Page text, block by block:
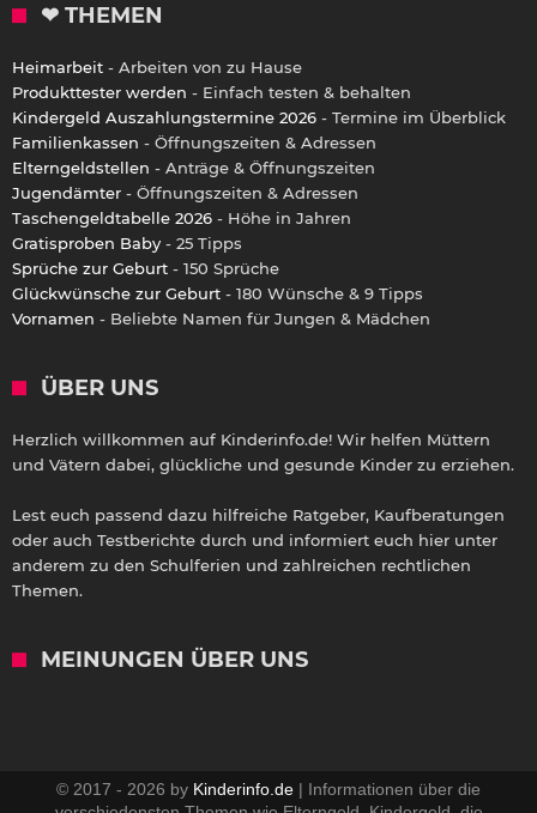
❤ THEMEN
Heimarbeit - Arbeiten von zu Hause
Produkttester werden - Einfach testen & behalten
Kindergeld Auszahlungstermine 2026 - Termine im Überblick
Familienkassen - Öffnungszeiten & Adressen
Elterngeldstellen - Anträge & Öffnungszeiten
Jugendämter - Öffnungszeiten & Adressen
Taschengeldtabelle 2026 - Höhe in Jahren
Gratisproben Baby - 25 Tipps
Sprüche zur Geburt - 150 Sprüche
Glückwünsche zur Geburt - 180 Wünsche & 9 Tipps
Vornamen - Beliebte Namen für Jungen & Mädchen
ÜBER UNS
Herzlich willkommen auf Kinderinfo.de! Wir helfen Müttern
und Vätern dabei, glückliche und gesunde Kinder zu erziehen.
Lest euch passend dazu hilfreiche Ratgeber, Kaufberatungen
oder auch Testberichte durch und informiert euch hier unter
anderem zu den Schulferien und zahlreichen rechtlichen
Themen.
MEINUNGEN ÜBER UNS
© 2017 - 2026 by Kinderinfo.de | Informationen über die